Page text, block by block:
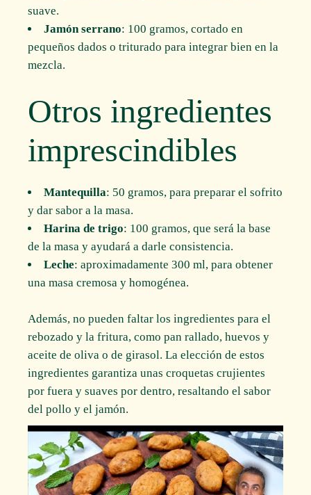
suave.
Jamón serrano: 100 gramos, cortado en
pequeños dados o triturado para integrar bien en la
mezcla.
Otros ingredientes
imprescindibles
Mantequilla: 50 gramos, para preparar el sofrito
y dar sabor a la masa.
Harina de trigo: 100 gramos, que será la base
de la masa y ayudará a darle consistencia.
Leche: aproximadamente 300 ml, para obtener
una masa cremosa y homogénea.
Además, no pueden faltar los ingredientes para el
rebozado y la fritura, como pan rallado, huevos y
aceite de oliva o de girasol. La elección de estos
ingredientes garantiza unas croquetas crujientes
por fuera y suaves por dentro, resaltando el sabor
del pollo y el jamón.